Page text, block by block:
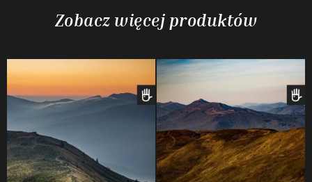
Zobacz więcej produktów